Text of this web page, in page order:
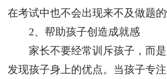
在考试中也不会出现来不及做题的
2、帮助孩子创造成就感
家长不要经常训斥孩子，而是
发现孩子身上的优点。当孩子专